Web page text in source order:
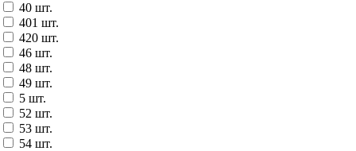
40 шт.
401 шт.
420 шт.
46 шт.
48 шт.
49 шт.
5 шт.
52 шт.
53 шт.
54 шт.